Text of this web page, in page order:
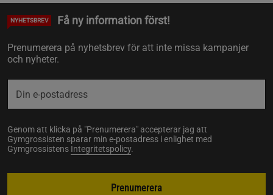
NYHETSBREV Få ny information först!
Prenumerera på nyhetsbrev för att inte missa kampanjer
och nyheter.
Genom att klicka på "Prenumerera" accepterar jag att
Gymgrossisten sparar min e-postadress i enlighet med
Gymgrossistens Integritetspolicy.
Prenumerera